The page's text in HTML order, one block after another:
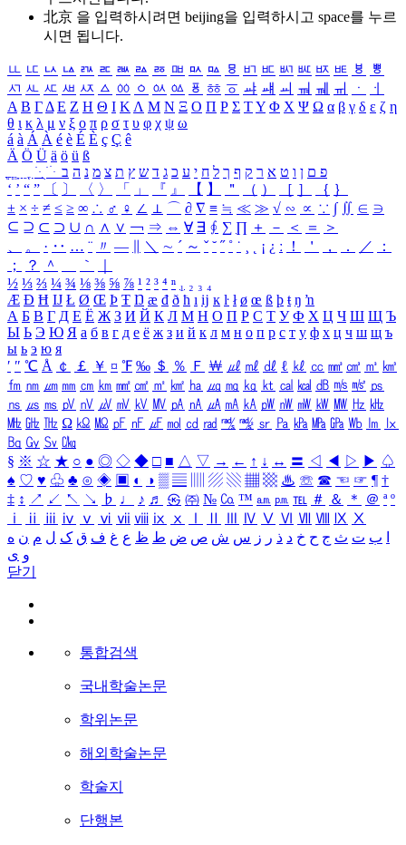
北京 을 입력하시려면 beijing을 입력하시고 space를 누르
시면 됩니다.
ㅥ ㅦ ㅧ ㅨ ㅩ ㅪ ㅫ ㅬ ㅭ ㅮ ㅯ ㅰ ㅱ ㅲ ㅳ ㅴ ㅵ ㅶ ㅷ ㅸ
ㅹ
ㅺ ㅻ ㅼ ㅽ ㅾ ㅿ ㆀ ㆁ ㆂ ㆃ ㆄ ㆅ ㆆ ㆇ ㆈ ㆉ ㆊ ㆋ ㆌ ㆍ
ㆎ
Α Β ΓΔ Ε Ζ Η Θ Ι ΚΛ Μ Ν Ξ Ο Π Ρ Σ ΤΥ Φ Χ Ψ Ω α β γ δ ε ζ η
θ ι κ λ μ ν ξ ο π ρ σ τ υ φ χ ψ ω
á à Á À é è É È ç Ç ê
Ä Ö Ü ä ö ü ß
ִֶֹ ֻּ ׁׂ פ ם ן ו ט א ר ק ף ך ל ח י ע כ ג ד ש ץ ת צ מ נ ה ב
‘ ’ “ ” 〔 〕 〈 〉 「 」 『 』 【 】 ＂ （ ） ［ ］ ｛ ｝
± × ÷ ≠ ≤ ≥ ∞ ∴ ♂ ♀ ∠ ⊥ ⌒ ∂ ∇ ≡ ≒ ≪ ≫ √ ∽ ∝ ∵ ∫ ∬ ∈ ∋
⊆ ⊇ ⊂ ⊃ ∪ ∩ ∧ ∨ ￢ ⇒ ⇔ ∀ ∃ ∮ ∑ ∏ ＋ － ＜ ＝
＞
、
。 · ‥ … ¨ 〃 ― ＼ ∼ ´ ～ ˇ ˘ ˝ ˚ ˙ ¸ ¡ ¿ ː ！ ＇ ， ． ／
：
；
？ ＾ ｀
½ ⅓ ⅔ ¼ ¾ ⅛ ⅜ ⅝ ⅞ ¹ ² ³ ⁴ ⁿ ₁ ₂ ₃ ₄
Æ Ð Ħ Ĳ Ł Ø Œ Þ Ŧ Ŋ æ đ ð ħ ı ĳ ĸ ŀ ł ø œ ß þ ŧ ŋ ŉ
А Б В Г Д Е Ё Ж З И Й К Л М Н О П Р С Т У Ф Х Ц Ч Ш Щ Ъ
Ы Ь Э Ю Я а б в г д е ё ж з и й к л м н о п р с т у ф х ц ч ш щ ъ
ы ь э ю я
′ ″ ℃ Å ￠ ￡ ￥ ¤ ℉ ‰ ＄ ％ Ｆ ￦ ㎕ ㎖ ㎗ ℓ ㎘ ㏄ ㎣ ㎤ ㎥ ㎦
㎙ ㎚ ㎛ ㎜ ㎝ ㎞ ㎟ ㎠ ㎡ ㎢ ㏊ ㎍ ㎎ ㎏ ㏏ ㎈ ㎉ ㏈ ㎧ ㎨ ㎰
㎱ ㎲ ㎳ ㎴ ㎵ ㎶ ㎷ ㎸ ㎹ ㎀ ㎁ ㎂ ㎃ ㎄ ㎺ ㎻ ㎽ ㎾ ㎿ ㎐ ㎑
㎒ ㎓ ㎔ Ω ㏀ ㏁ ㎊ ㎋ ㎌ ㏖ ㏅ ㎭ ㎮ ㎯ ㏛ ㎩ ㎪ ㎫ ㎬ ㏝ ㏐
㏓
㏃ ㏉ ㏜ ㏆
§ ※ ☆ ★ ○ ● ◎ ◇ ◆ □ ■ △ ▽ → ← ↑ ↓ ↔ 〓 ◁ ◀ ▷ ▶ ♤
♠ ♡ ♥ ♧ ♣ ⊙ ◈ ▣ ◐ ◑ ▒ ▤ ▨ ▧ ▦ ▩ ♨ ☏ ☎ ☜ ☞ ¶ †
‡ ↕ ↗ ↙ ↖ ↘ ♭ ♩ ♪ ♬ ㉿ ㈜ № ㏇ ™ ㏂ ㏘ ℡ ＃ ＆ ＊ ＠ ª º
ⅰ
ⅱ ⅲ ⅳ ⅴ ⅵ ⅶ ⅷ ⅸ ⅹ Ⅳ Ⅴ Ⅵ Ⅶ Ⅷ Ⅸ Ⅹ
ب ت ث ج ح خ د ذ ر ز س ش ص ض ط ظ ع غ ف ق ک ل م ن ه
و ی
닫기
통합검색
국내학술논문
학위논문
해외학술논문
학술지
단행본